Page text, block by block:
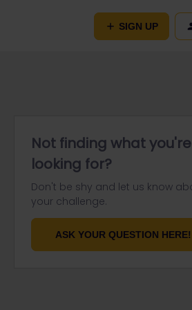
SIGN UP
Not finding what you're
looking for?
Don't be shy and let us know
your challenge.
ASK YOUR QUESTION HERE!